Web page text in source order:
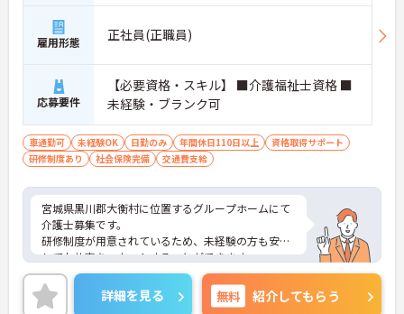
雇用形態 正社員(正職員)
応募要件
【必要資格・スキル】 ■介護福祉士資格 ■
未経験・ブランク可
車通勤可 未経験OK 日勤のみ 年間休日110日以上
資格取得サポート
研修制度あり
社会保険完備 交通費支給
宮城県黒川郡大衡村に位置するグループホームにて
介護士募集です。
研修制度が用意されているため、未経験の方も安心
してお仕事をスタートすることができます。
ご興味のある方には、面接対策ポイントなど、さら
に詳細をお話いたしますので、お気軽にご相談くだ
さい。
詳細を見る 無料 紹介してもらう